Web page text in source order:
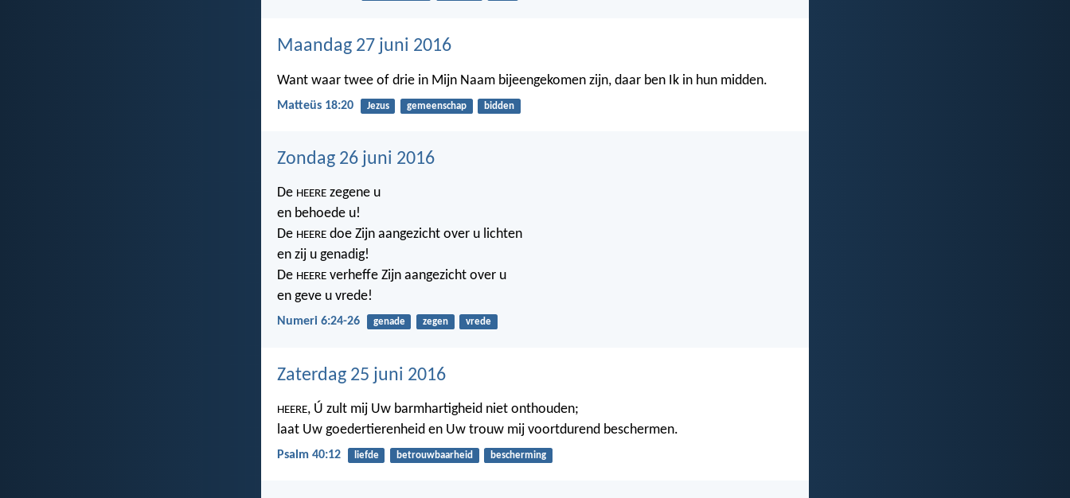
Maandag 27 juni 2016
Want waar twee of drie in Mijn Naam bijeengekomen zijn, daar ben Ik in hun midden.
Matteüs 18:20 Jezus gemeenschap bidden
Zondag 26 juni 2016
De HEERE zegene u
en behoede u!
De HEERE doe Zijn aangezicht over u lichten
en zij u genadig!
De HEERE verheffe Zijn aangezicht over u
en geve u vrede!
Numeri 6:24-26 genade zegen vrede
Zaterdag 25 juni 2016
HEERE, Ú zult mij Uw barmhartigheid niet onthouden;
laat Uw goedertierenheid en Uw trouw mij voortdurend beschermen.
Psalm 40:12 liefde betrouwbaarheid bescherming